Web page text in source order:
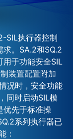
SIL执行器控制
。SA.2和SQ.2
于功能安全SIL
装置配置附加
况时，安全功能
同时启动SIL模
优先于标准操
系列执行器已
：